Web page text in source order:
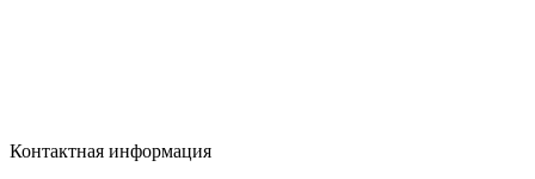
Контактная информация